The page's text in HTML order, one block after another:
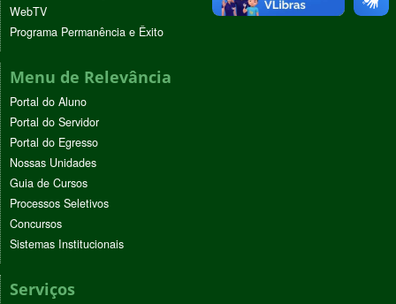
WebTV
Programa Permanência e Êxito
Menu de Relevância
Portal do Aluno
Portal do Servidor
Portal do Egresso
Nossas Unidades
Guia de Cursos
Processos Seletivos
Concursos
Sistemas Institucionais
Serviços